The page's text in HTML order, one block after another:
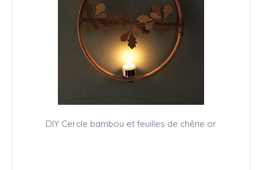
DIY Cercle bambou et feuilles de chêne or